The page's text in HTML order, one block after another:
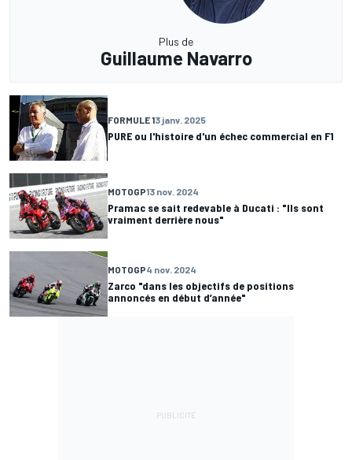
Plus de
Guillaume Navarro
FORMULE 13 janv. 2025
PURE ou l'histoire d'un échec commercial en F1
MOTOGP13 nov. 2024
Pramac se sait redevable à Ducati : "Ils sont
vraiment derrière nous"
MOTOGP4 nov. 2024
Zarco "dans les objectifs de positions
annoncés en début d’année"